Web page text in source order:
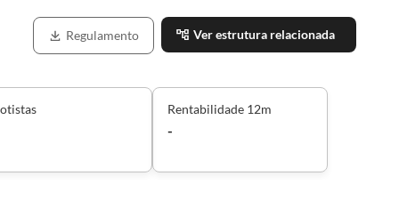
Regulamento Ver estrutura relacionada
Rentabilidade 12m
-